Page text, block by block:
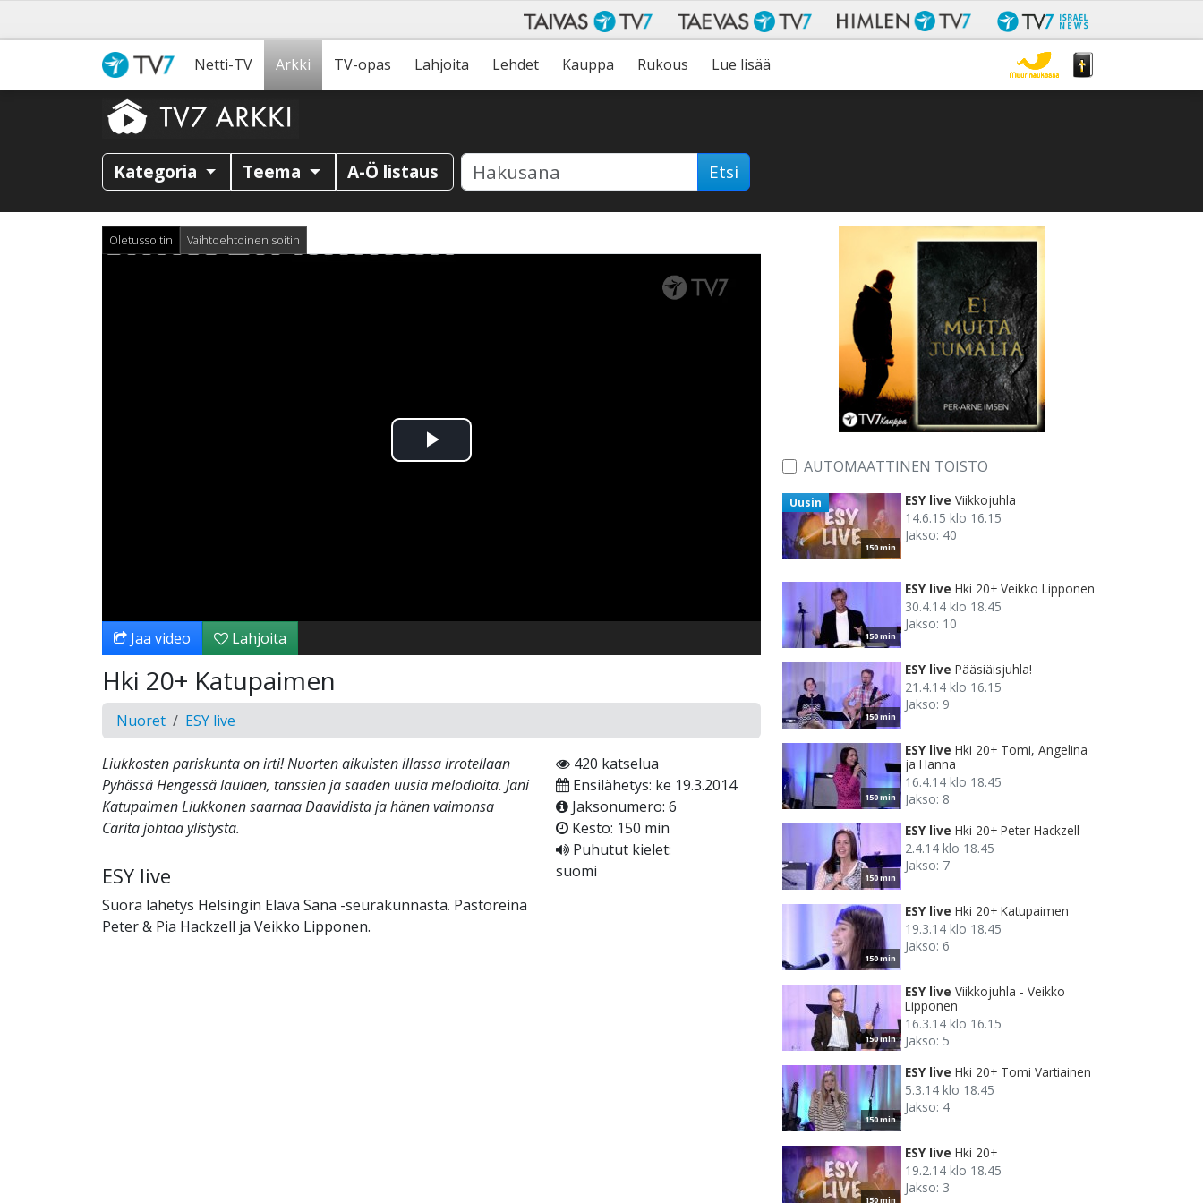
Netti-TV Arkki TV-opas Lahjoita Lehdet Kauppa Rukous Lue lisää
Kategoria Teema A-Ö listaus Etsi
Oletussoitin Vaihtoehtoinen soitin
Toista
Jaa video Lahjoita
Hki 20+ Katupaimen
Nuoret ESY live
Liukkosten pariskunta on irti! Nuorten aikuisten illassa irrotellaan
Pyhässä Hengessä laulaen, tanssien ja saaden uusia melodioita. Jani
Katupaimen Liukkonen saarnaa Daavidista ja hänen vaimonsa
Carita johtaa ylistystä.
ESY live
Suora lähetys Helsingin Elävä Sana -seurakunnasta. Pastoreina
Peter & Pia Hackzell ja Veikko Lipponen.
420 katselua
Ensilähetys: ke 19.3.2014
Jaksonumero: 6
Kesto: 150 min
Puhutut kielet:
suomi
AUTOMAATTINEN TOISTO
150 min
Uusin ESY live Viikkojuhla
14.6.15 klo 16.15
Jakso: 40
150 min
ESY live Hki 20+ Veikko Lipponen
30.4.14 klo 18.45
Jakso: 10
150 min
ESY live Pääsiäisjuhla!
21.4.14 klo 16.15
Jakso: 9
150 min
ESY live Hki 20+ Tomi, Angelina
ja Hanna
16.4.14 klo 18.45
Jakso: 8
150 min
ESY live Hki 20+ Peter Hackzell
2.4.14 klo 18.45
Jakso: 7
150 min
ESY live Hki 20+ Katupaimen
19.3.14 klo 18.45
Jakso: 6
150 min
ESY live Viikkojuhla - Veikko
Lipponen
16.3.14 klo 16.15
Jakso: 5
150 min
ESY live Hki 20+ Tomi Vartiainen
5.3.14 klo 18.45
Jakso: 4
150 min
ESY live Hki 20+
19.2.14 klo 18.45
Jakso: 3